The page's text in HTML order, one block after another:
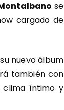
se
cargado de
nuevo álbum
también con
clima íntimo y